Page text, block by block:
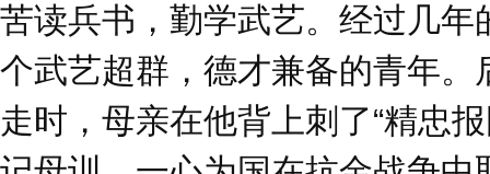
苦读兵书，勤学武艺。经过几年
个武艺超群，德才兼备的青年。
走时，母亲在他背上刺了“精忠